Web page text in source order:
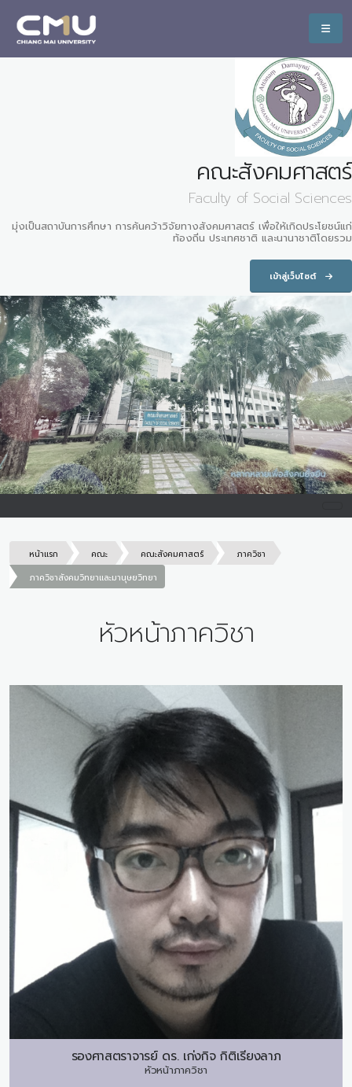
คณะสังคมศาสตร์
Faculty of Social Sciences
มุ่งเป็นสถาบันการศึกษา การค้นคว้าวิจัยทางสังคมศาสตร์ เพื่อให้เกิดประโยชน์แก่
ท้องถิ่น ประเทศชาติ และนานาชาติโดยรวม
เข้าสู่เว็บไซต์
หน้าแรก คณะ คณะสังคมศาสตร์
ภาควิชา
ภาควิชาสังคมวิทยาและมานุษยวิทยา
หัวหน้าภาควิชา
รองศาสตราจารย์ ดร. เก่งกิจ กิติเรียงลาภ
หัวหน้าภาควิชา